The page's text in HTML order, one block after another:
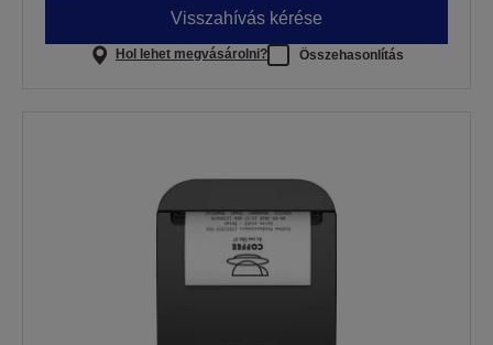
Visszahívás kérése
Hol lehet megvásárolni? Összehasonlítás